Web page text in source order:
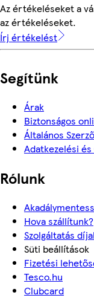
Az értékeléseket a
az értékeléseket.
Írj értékelést
Segítünk
Árak
Biztonságos
Általános
Adatkezelési
Rólunk
Hova szállítunk?
Szolgáltatás
Süti beállítások
Fizetési
Tesco.hu
Clubcard